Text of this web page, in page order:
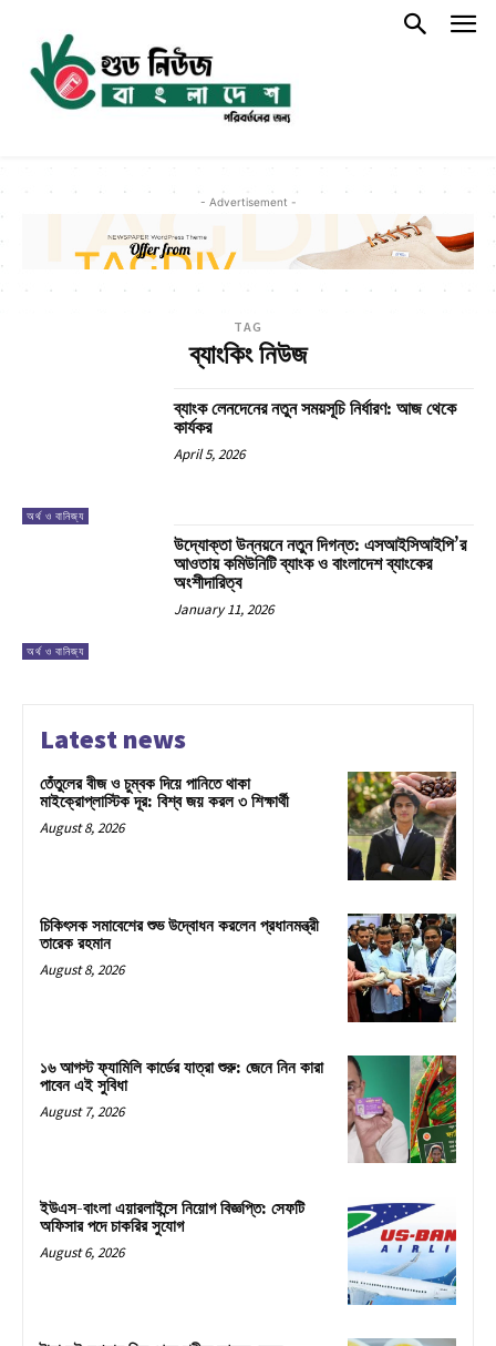
- Advertisement -
TAG
ব্যাংকিং নিউজ
অর্থ ও বানিজ্য
ব্যাংক লেনদেনের নতুন সময়সূচি নির্ধারণ: আজ থেকে
কার্যকর
April 5, 2026
অর্থ ও বানিজ্য
উদ্যোক্তা উন্নয়নে নতুন দিগন্ত: এসআইসিআইপি’র
আওতায় কমিউনিটি ব্যাংক ও বাংলাদেশ ব্যাংকের
অংশীদারিত্ব
January 11, 2026
Latest news
তেঁতুলের বীজ ও চুম্বক দিয়ে পানিতে থাকা
মাইক্রোপ্লাস্টিক দূর: বিশ্ব জয় করল ৩ শিক্ষার্থী
August 8, 2026
চিকিৎসক সমাবেশের শুভ উদ্বোধন করলেন প্রধানমন্ত্রী
তারেক রহমান
August 8, 2026
১৬ আগস্ট ফ্যামিলি কার্ডের যাত্রা শুরু: জেনে নিন কারা
পাবেন এই সুবিধা
August 7, 2026
ইউএস-বাংলা এয়ারলাইন্সে নিয়োগ বিজ্ঞপ্তি: সেফটি
অফিসার পদে চাকরির সুযোগ
August 6, 2026